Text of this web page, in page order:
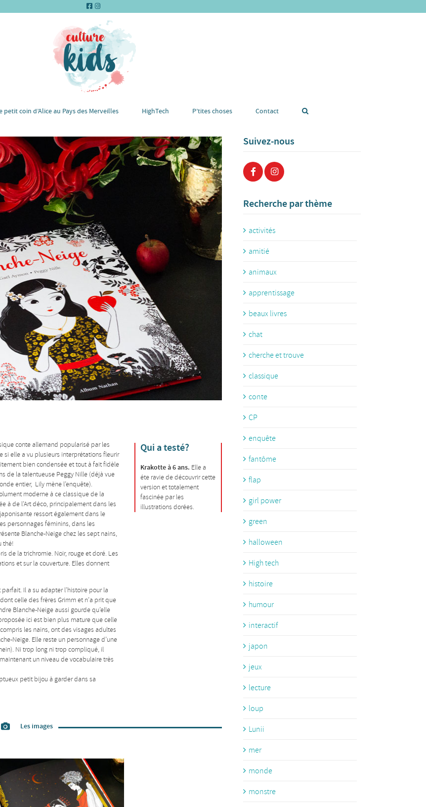
petit coin d’Alice au Pays des Merveilles HighTech P’tites choses Contact
conte allemand popularisé par les
si elle a vu plusieurs interprétations fleurir
bien condensée et tout à fait fidèle
de la talentueuse Peggy Nille (déjà vue
entier, Lily mène l’enquête).
moderne à ce classique de la
à de l’Art déco, principalement dans les
ressort également dans le
personnages féminins, dans les
Blanche-Neige chez les sept nains,
thé!
de la trichromie. Noir, rouge et doré. Les
et sur la couverture. Elles donnent
Il a su adapter l’histoire pour la
celle des frères Grimm et n’a prit que
Blanche-Neige aussi gourde qu’elle
ici est bien plus mature que celle
les nains, ont des visages adultes
Neige. Elle reste un personnage d’une
Ni trop long ni trop compliqué, il
un niveau de vocabulaire très
petit bijou à garder dans sa
Qui a testé?
Krakotte à 6 ans. Elle a
éte ravie de découvrir cette
version et totalement
fascinée par les
illustrations dorées.
Les images
Suivez-nous
Recherche par thème
activités
amitié
animaux
apprentissage
beaux livres
chat
cherche et trouve
classique
conte
CP
enquête
fantôme
flap
girl power
green
halloween
High tech
histoire
humour
interactif
japon
jeux
lecture
loup
Lunii
mer
monde
monstre